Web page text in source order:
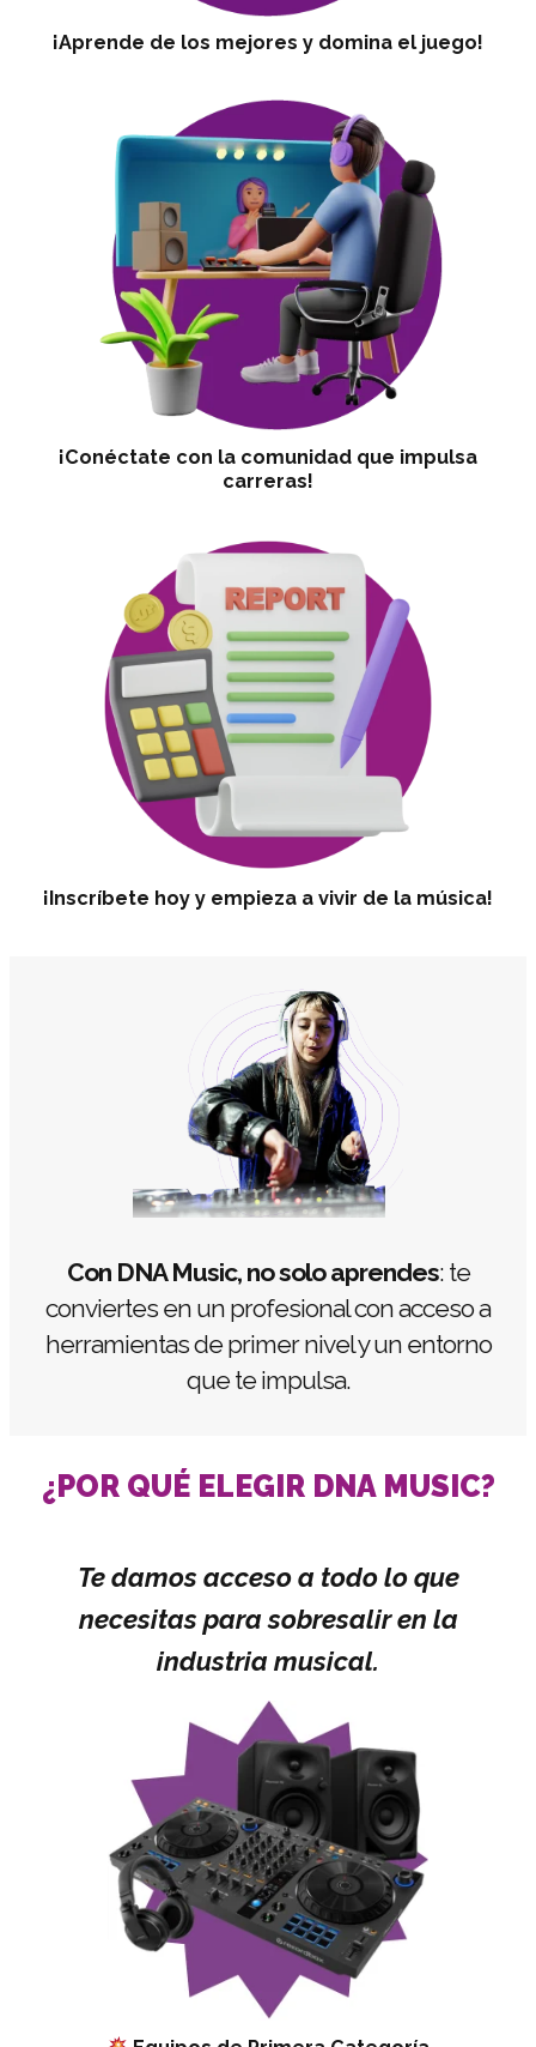
¡Aprende de los mejores y domina el juego!
¡Conéctate con la comunidad que impulsa
carreras!
¡Inscríbete hoy y empieza a vivir de la música!
Con DNA Music, no solo aprendes: te
conviertes en un profesional con acceso a
herramientas de primer nivel y un entorno
que te impulsa.
¿POR QUÉ ELEGIR DNA MUSIC?​
Te damos acceso a todo lo que
necesitas para sobresalir en la
industria musical.